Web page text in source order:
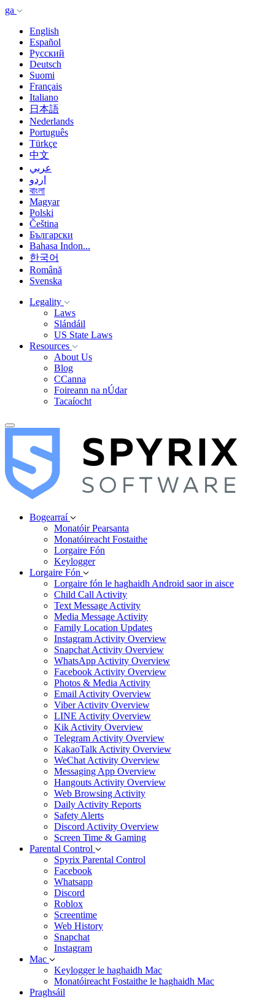
ga
English
Español
Русский
Deutsch
Suomi
Français
Italiano
日本語
Nederlands
Português
Türkçe
中文
عربي
اردو
বাংলা
Magyar
Polski
Čeština
Български
Bahasa Indon...
한국어
Română
Svenska
Legality
Laws
Slándáil
US State Laws
Resources
About Us
Blog
CCanna
Foireann na nÚdar
Tacaíocht
Bogearraí
Monatóir Pearsanta
Monatóireacht Fostaithe
Lorgaire Fón
Keylogger
Lorgaire Fón
Lorgaire fón le haghaidh Android saor in aisce
Child Call Activity
Text Message Activity
Media Message Activity
Family Location Updates
Instagram Activity Overview
Snapchat Activity Overview
WhatsApp Activity Overview
Facebook Activity Overview
Photos & Media Activity
Email Activity Overview
Viber Activity Overview
LINE Activity Overview
Kik Activity Overview
Telegram Activity Overview
KakaoTalk Activity Overview
WeChat Activity Overview
Messaging App Overview
Hangouts Activity Overview
Web Browsing Activity
Daily Activity Reports
Safety Alerts
Discord Activity Overview
Screen Time & Gaming
Parental Control
Spyrix Parental Control
Facebook
Whatsapp
Discord
Roblox
Screentime
Web History
Snapchat
Instagram
Mac
Keylogger le haghaidh Mac
Monatóireacht Fostaithe le haghaidh Mac
Praghsáil